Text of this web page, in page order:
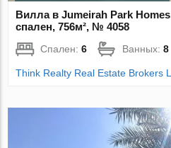
Вилла в Jumeirah Park
спален, 756м², № 4058
Спален:6 Ванных:8
Think Realty Real Estate Brokers